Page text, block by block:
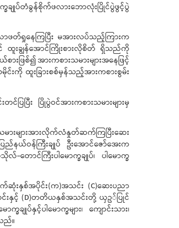
ခချုပ်တံခွန်စိုက်ဖလားဘောလုံးပြိုင်ပွဲဖွင့်ပွဲ
ဖတ်ရှုနေကြပြီး မအားလပ်သည့်ကြားက
ထူးချွန်အောင်ကြိုးစားလိုစိတ် ရှိသည်ကို
ြစ်၍ အားကစားသမားများအနေဖြင့်
ကို ထူးခြားစစ်မှန်သည့်အားကစားစွမ်း
ြပြီး ပြိုပွဲဝင်အားကစားသမားများမှ
မားများအားလိုက်လံနှုတ်ဆက်ကြပြီးဆေး
နယ်ဝန်ကြီးချုပ် ဦးအောင်ဇော်အေးက
ာင်ကြီးပါမောက္ခချုပ်၊ ပါမောက္ခ
ဆုံးနှစ်အပိုင်း(က)အသင်း (C)ဆေးပညာ
သင်းနှင့် (D)တတိယနှစ်အသင်းတို့ ယှဥ်ပြုင်
ပ်နှင့်ပါမောက္ခများ၊ ကျောင်းသား၊
ည်။